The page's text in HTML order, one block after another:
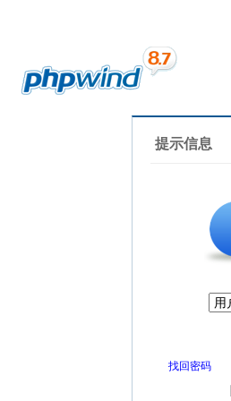
提示信息
找回密码